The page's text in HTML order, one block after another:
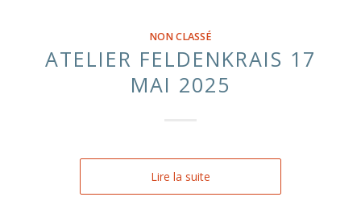
NON CLASSÉ
ATELIER FELDENKRAIS 17
MAI 2025
Lire la suite